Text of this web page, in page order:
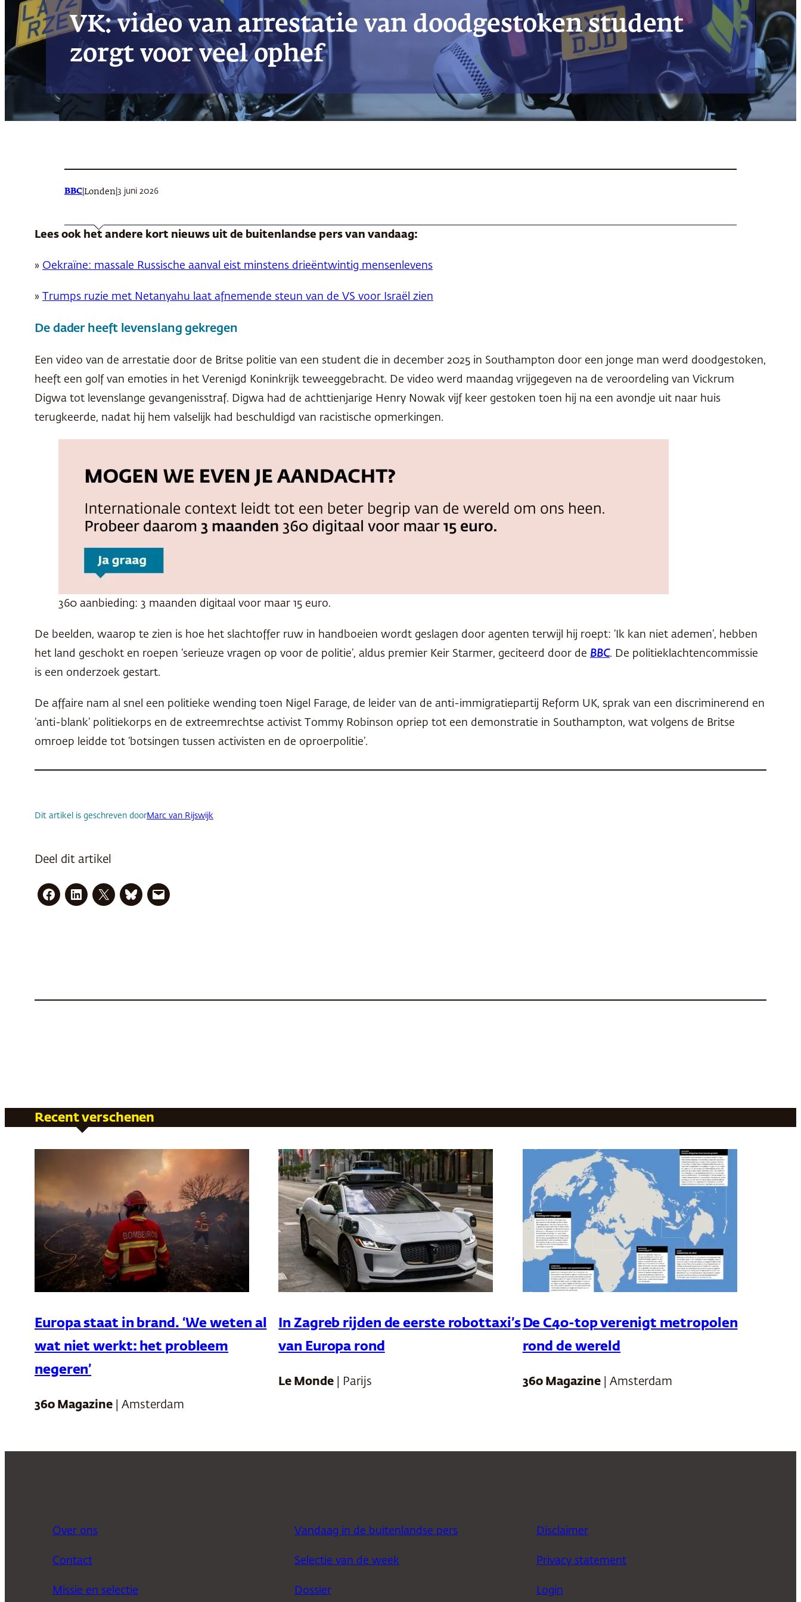
VK: video van arrestatie van doodgestoken student
zorgt voor veel ophef
BBC Londen 3 juni 2026
Lees ook het andere kort nieuws uit de buitenlandse pers van vandaag:
» Oekraïne: massale Russische aanval eist minstens drieëntwintig mensenlevens
» Trumps ruzie met Netanyahu laat afnemende steun van de VS voor Israël zien
De dader heeft levenslang gekregen
Een video van de arrestatie door de Britse politie van een student die in december 2025 in Southampton door een jonge man werd doodgestoken,
heeft een golf van emoties in het Verenigd Koninkrijk teweeggebracht. De video werd maandag vrijgegeven na de veroordeling van Vickrum
Digwa tot levenslange gevangenisstraf. Digwa had de achttienjarige Henry Nowak vijf keer gestoken toen hij na een avondje uit naar huis
terugkeerde, nadat hij hem valselijk had beschuldigd van racistische opmerkingen.
360 aanbieding: 3 maanden digitaal voor maar 15 euro.
De beelden, waarop te zien is hoe het slachtoffer ruw in handboeien wordt geslagen door agenten terwijl hij roept: ‘Ik kan niet ademen’, hebben
het land geschokt en roepen ‘serieuze vragen op voor de politie’, aldus premier Keir Starmer, geciteerd door de BBC. De politieklachtencommissie
is een onderzoek gestart.
De affaire nam al snel een politieke wending toen Nigel Farage, de leider van de anti-immigratiepartij Reform UK, sprak van een discriminerend en
‘anti-blank’ politiekorps en de extreemrechtse activist Tommy Robinson opriep tot een demonstratie in Southampton, wat volgens de Britse
omroep leidde tot ‘botsingen tussen activisten en de oproerpolitie’.
Dit artikel is geschreven doorMarc van Rijswijk
Deel dit artikel
Recent verschenen
Europa staat in brand. ‘We weten al
wat niet werkt: het probleem
negeren’
360 Magazine | Amsterdam
In Zagreb rijden de eerste robottaxi’s
van Europa rond
Le Monde | Parijs
De C40-top verenigt metropolen
rond de wereld
360 Magazine| Amsterdam
Over ons
Contact
Missie en selectie
Vandaag in de buitenlandse pers
Selectie van de week
Dossier
Disclaimer
Privacy statement
Login